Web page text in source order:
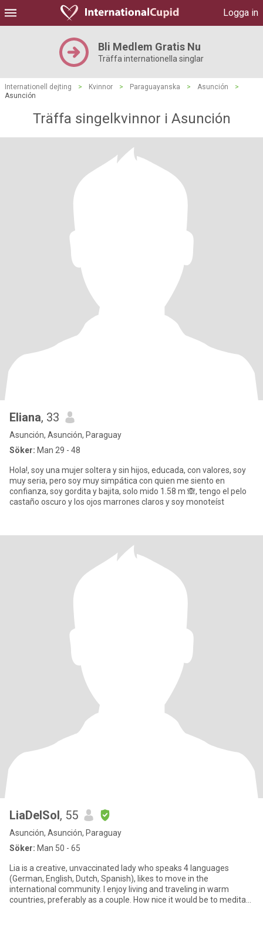
Logga in
Bli Medlem Gratis Nu
Träffa internationella singlar
Internationell dejting > Kvinnor > Paraguayanska > Asunción
>
Asunción
Träffa singelkvinnor i Asunción
Eliana, 33
Asunción, Asunción, Paraguay
Söker: Man 29 - 48
Hola!, soy una mujer soltera y sin hijos, educada, con valores, soy
muy seria, pero soy muy simpática con quien me siento en
confianza, soy gordita y bajita, solo mido 1.58 m 🙈, tengo el pelo
castaño oscuro y los ojos marrones claros y soy monoteíst
LiaDelSol, 55
Asunción, Asunción, Paraguay
Söker: Man 50 - 65
Lia is a creative, unvaccinated lady who speaks 4 languages
(German, English, Dutch, Spanish), likes to move in the
international community. I enjoy living and traveling in warm
countries, preferably as a couple. How nice it would be to meditate